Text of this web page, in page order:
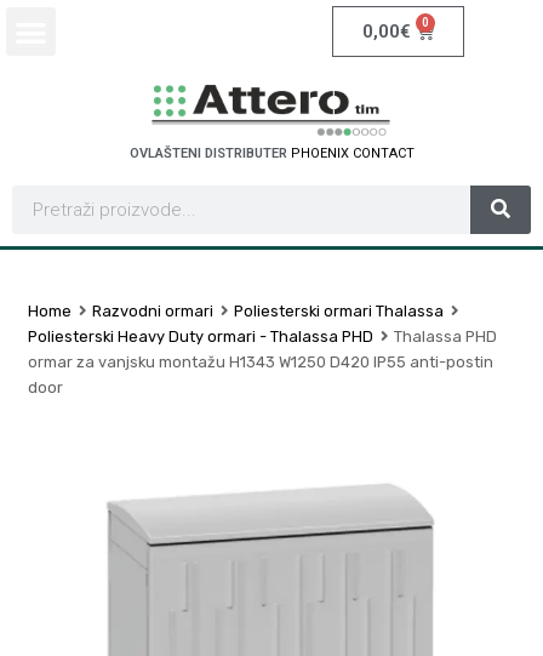
0,00€ 0
OVLAŠTENI DISTRIBUTER PHOENIX CONTACT
Home Razvodni ormari
Poliesterski ormari Thalassa
Poliesterski Heavy Duty ormari - Thalassa PHD
Thalassa PHD
ormar za vanjsku montažu H1343 W1250 D420 IP55 anti-postin
door